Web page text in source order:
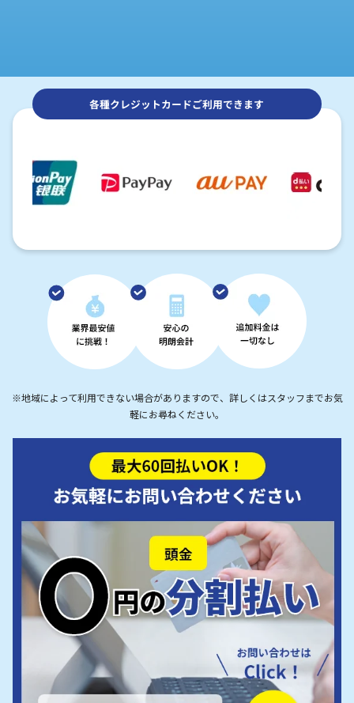
各種クレジットカードご利用できます
※地域によって利用できない場合がありますので、詳しくはスタッフまでお気
軽にお尋ねください。